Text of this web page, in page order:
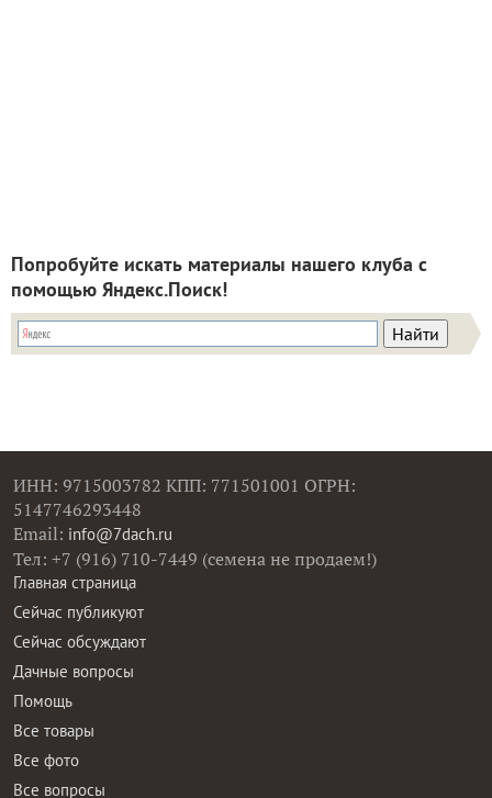
Попробуйте искать материалы нашего клуба с
помощью Яндекс.Поиск!
ИНН: 9715003782 КПП: 771501001 ОГРН:
5147746293448
Email: info@7dach.ru
Тел: +7 (916) 710-7449 (семена не продаем!)
Главная страница
Сейчас публикуют
Сейчас обсуждают
Дачные вопросы
Помощь
Все товары
Все фото
Все вопросы